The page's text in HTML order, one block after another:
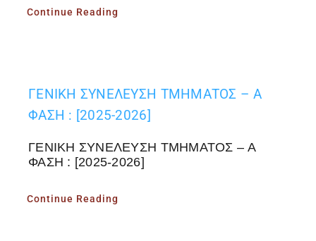
Continue Reading
ΓΕΝΙΚΗ ΣΥΝΕΛΕΥΣΗ ΤΜΗΜΑΤΟΣ – Α
ΦΑΣΗ : [2025-2026]
ΓΕΝΙΚΗ ΣΥΝΕΛΕΥΣΗ ΤΜΗΜΑΤΟΣ – Α
ΦΑΣΗ : [2025-2026]
Continue Reading